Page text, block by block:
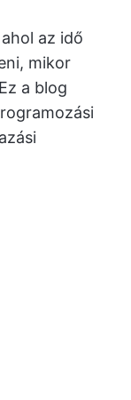
az idő
mikor
a blog